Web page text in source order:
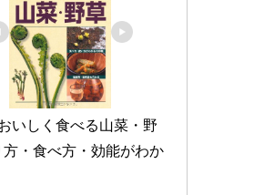
いしく食べる山菜・野
方・食べ方・効能がわか